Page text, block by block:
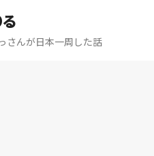
さんが日本一周した話